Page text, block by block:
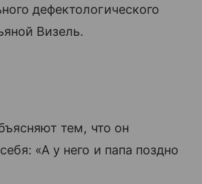
дефектологического
Визель.
тем, что он
«А у него и папа поздно